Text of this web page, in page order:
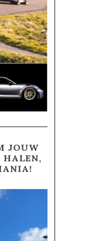
JOUW
HALEN,